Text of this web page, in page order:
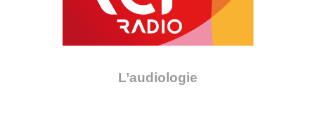
L’audiologie